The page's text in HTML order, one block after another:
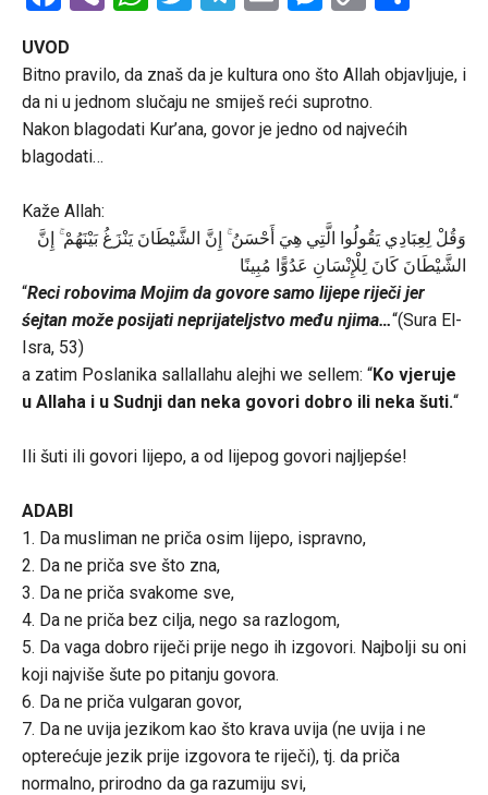
UVOD
Bitno pravilo, da znaš da je kultura ono što Allah objavljuje, i
da ni u jednom slučaju ne smiješ reći suprotno.
Nakon blagodati Kur’ana, govor je jedno od najvećih
blagodati…
Kaže Allah:
وَقُلْ لِعِبَادِي يَقُولُوا الَّتِي هِيَ أَحْسَنُ ۚ إِنَّ الشَّيْطَانَ يَنْزَغُ بَيْنَهُمْ ۚ إِنَّ
الشَّيْطَانَ كَانَ لِلْإِنْسَانِ عَدُوًّا مُبِينًا
“Reci robovima Mojim da govore samo lijepe riječi jer
śejtan može posijati neprijateljstvo među njima…“(Sura El-
Isra, 53)
a zatim Poslanika sallallahu alejhi we sellem: “Ko vjeruje
u Allaha i u Sudnji dan neka govori dobro ili neka šuti.“
Ili šuti ili govori lijepo, a od lijepog govori najljepśe!
ADABI
1. Da musliman ne priča osim lijepo, ispravno,
2. Da ne priča sve što zna,
3. Da ne priča svakome sve,
4. Da ne priča bez cilja, nego sa razlogom,
5. Da vaga dobro riječi prije nego ih izgovori. Najbolji su oni
koji najviše šute po pitanju govora.
6. Da ne priča vulgaran govor,
7. Da ne uvija jezikom kao što krava uvija (ne uvija i ne
opterećuje jezik prije izgovora te riječi), tj. da priča
normalno, prirodno da ga razumiju svi,